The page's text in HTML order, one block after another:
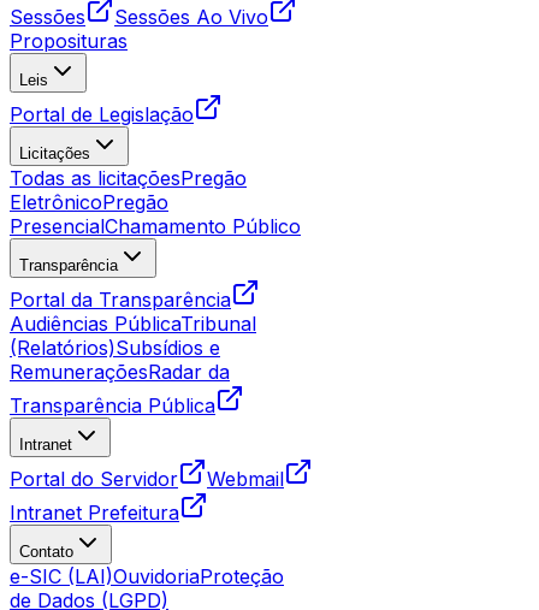
Sessões
Sessões Ao Vivo
Proposituras
Leis
Portal de Legislação
Licitações
Todas as licitaçõesPregão
EletrônicoPregão
PresencialChamamento Público
Transparência
Portal da Transparência
Audiências PúblicaTribunal
(Relatórios)Subsídios e
RemuneraçõesRadar da
Transparência Pública
Intranet
Portal do Servidor
Webmail
Intranet Prefeitura
Contato
e-SIC (LAI)OuvidoriaProteção
de Dados (LGPD)